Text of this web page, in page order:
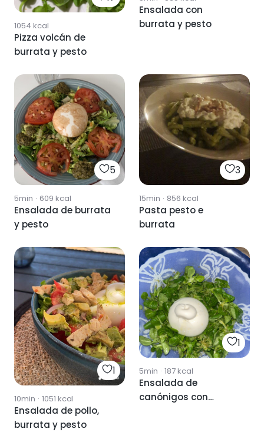
1054 kcal
Pizza volcán de
burrata y pesto
Ensalada con
burrata y pesto
5
5min · 609 kcal
Ensalada de burrata
y pesto
3
15min · 856 kcal
Pasta pesto e
burrata
1
10min · 1051 kcal
Ensalada de pollo,
burrata y pesto
1
5min · 187kcal
Ensalada de
canónigos con